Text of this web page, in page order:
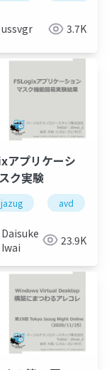
ussvgr 3.7K
avd
アプリケーシ
ク実験
jazug avd
Daisuke
Iwai
23.9K